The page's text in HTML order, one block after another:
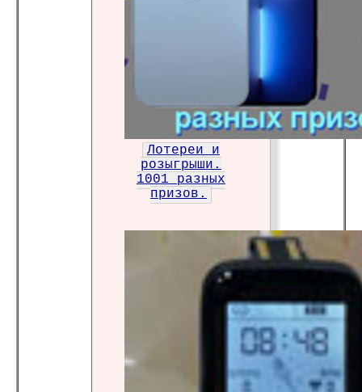
Лотереи и
розыгрыши.
1001 разных
призов.